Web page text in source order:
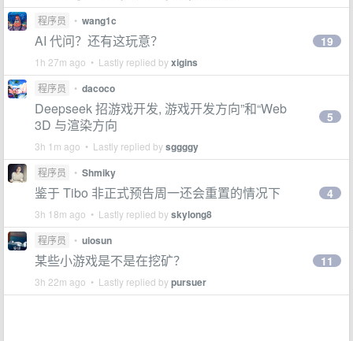
程序员 • wang1c
AI 代问？还有这玩意？
1h 27m ago • Lastly replied byxigins
19
程序员 • dacoco
Deepseek 招游戏开发, 游戏开发方向”和“Web
3D 与渲染方向
3h 1m ago • Lastly replied bysggggy
5
程序员 • Shmiky
鉴于 Tibo 非正式预告周一还会重置的情况下
3h 18m ago • Lastly replied byskylong8
4
程序员 • uiosun
某些小游戏是不是在挖矿？
3h 22m ago • Lastly replied bypursuer
11